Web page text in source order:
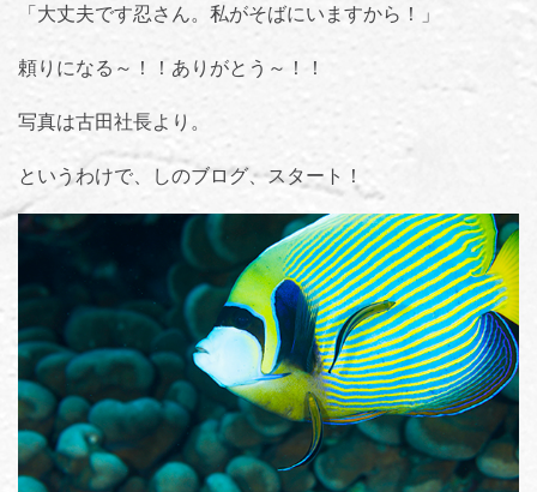
「大丈夫です忍さん。私がそばにいますから！」
頼りになる～！！ありがとう～！！
写真は古田社長より。
というわけで、しのブログ、スタート！